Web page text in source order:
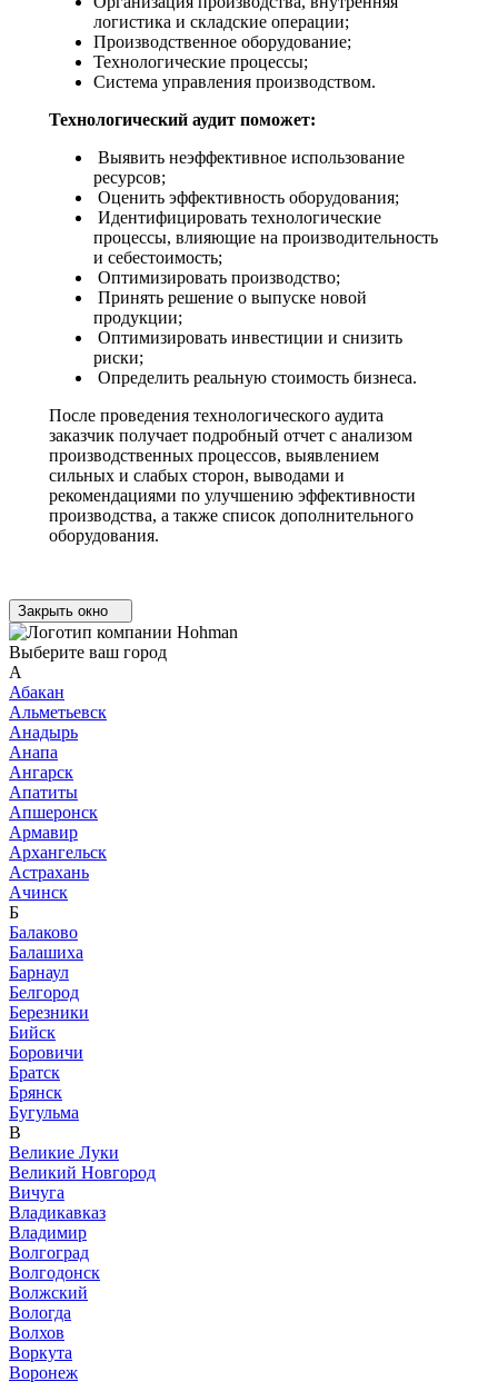
логистика и складские операции;
Производственное оборудование;
Технологические процессы;
Система управления производством.
Технологический аудит поможет:
Выявить неэффективное использование
ресурсов;
Оценить эффективность оборудования;
Идентифицировать технологические
процессы, влияющие на производительность
и себестоимость;
Оптимизировать производство;
Принять решение о выпуске новой
продукции;
Оптимизировать инвестиции и снизить
риски;
Определить реальную стоимость бизнеса.
После проведения технологического аудита
заказчик получает подробный отчет с анализом
производственных процессов, выявлением
сильных и слабых сторон, выводами и
рекомендациями по улучшению эффективности
производства, а также список дополнительного
оборудования.
Закрыть окно
Выберите ваш город
А
Абакан
Альметьевск
Анадырь
Анапа
Ангарск
Апатиты
Апшеронск
Армавир
Архангельск
Астрахань
Ачинск
Б
Балаково
Балашиха
Барнаул
Белгород
Березники
Бийск
Боровичи
Братск
Брянск
Бугульма
В
Великие Луки
Великий Новгород
Вичуга
Владикавказ
Владимир
Волгоград
Волгодонск
Волжский
Вологда
Волхов
Воркута
Воронеж